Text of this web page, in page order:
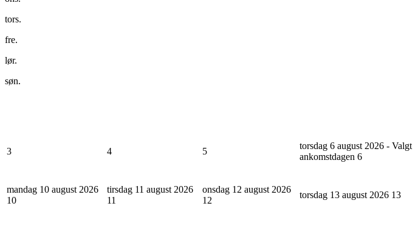
tors.
fre.
lør.
søn.
3 4 5
torsdag 6 august 2026 - Valgt
ankomstdagen 6
mandag 10 august 2026
10
tirsdag 11 august 2026
11
onsdag 12 august 2026
12
torsdag 13 august 2026 13